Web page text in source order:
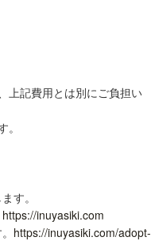
上記費用とは別にご負担い
す。
https://inuyasiki.com
https://inuyasiki.com/adopt-